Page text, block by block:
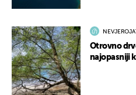
Otrovno
najopasniji